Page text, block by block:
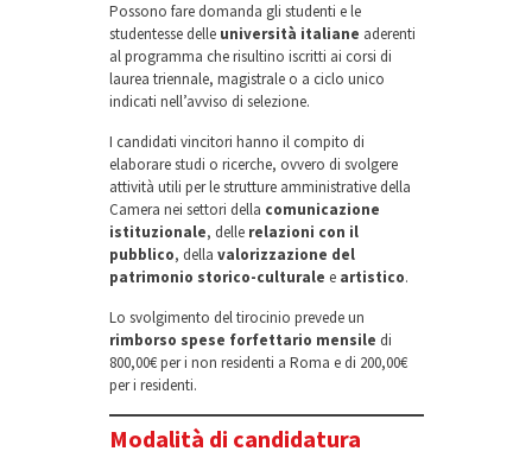
Possono fare domanda gli studenti e le
studentesse delle università italiane aderenti
al programma che risultino iscritti ai corsi di
laurea triennale, magistrale o a ciclo unico
indicati nell’avviso di selezione.
I candidati vincitori hanno il compito di
elaborare studi o ricerche, ovvero di svolgere
attività utili per le strutture amministrative della
Camera nei settori della comunicazione
istituzionale, delle relazioni con il
pubblico, della valorizzazione del
patrimonio storico-culturale e artistico.
Lo svolgimento del tirocinio prevede un
rimborso spese forfettario mensile di
800,00€ per i non residenti a Roma e di 200,00€
per i residenti.
Modalità di candidatura